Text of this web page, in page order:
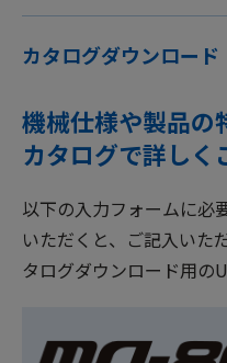
カタログダウンロード
機械仕様や製品の
カタログで詳しく
以下の入力フォームに必
いただくと、ご記入いた
タログダウンロード用の